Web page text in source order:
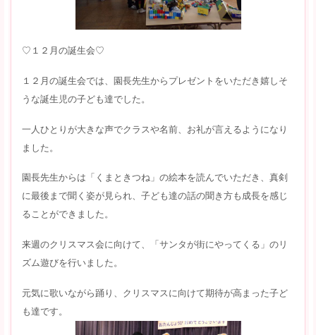
♡１２月の誕生会♡
１２月の誕生会では、園長先生からプレゼントをいただき嬉しそ
うな誕生児の子ども達でした。
一人ひとりが大きな声でクラスや名前、お礼が言えるようになり
ました。
園長先生からは「くまときつね」の絵本を読んでいただき、真剣
に最後まで聞く姿が見られ、子ども達の話の聞き方も成長を感じ
ることができました。
来週のクリスマス会に向けて、「サンタが街にやってくる」のリ
ズム遊びを行いました。
元気に歌いながら踊り、クリスマスに向けて期待が高まった子ど
も達です。